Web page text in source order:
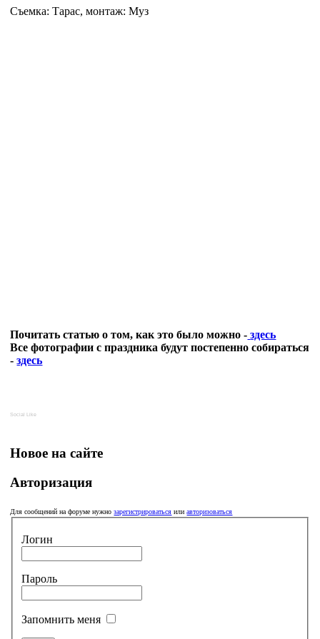
Съемка: Тарас, монтаж: Муз
Почитать статью о том, как это было можно - здесь
Все фотографии с праздника будут постепенно собираться
-здесь
Social Like
Новое на сайте
Авторизация
Для сообщений на форуме нужнозарегистрироваться илиавторизоваться
Логин
Пароль
Запомнить меня